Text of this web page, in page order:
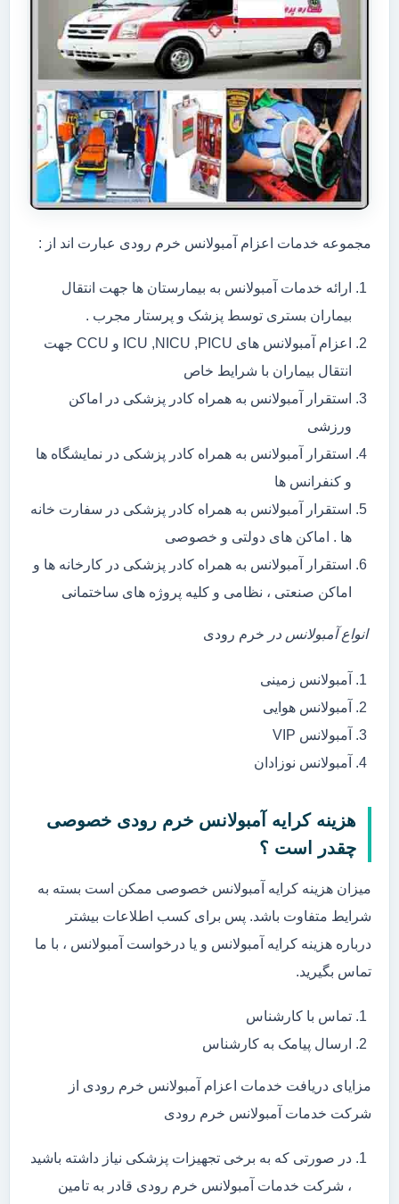
مجموعه خدمات اعزام آمبولانس خرم رودی عبارت اند از :
ارائه خدمات آمبولانس به بیمارستان ها جهت انتقال
بیماران بستری توسط پزشک و پرستار مجرب .
اعزام آمبولانس های ICU ,NICU ,PICU و CCU جهت
انتقال بیماران با شرایط خاص
استقرار آمبولانس به همراه کادر پزشکی در اماکن
ورزشی
استقرار آمبولانس به همراه کادر پزشکی در نمایشگاه ها
و کنفرانس ها
استقرار آمبولانس به همراه کادر پزشکی در سفارت خانه
ها . اماکن های دولتی و خصوصی
استقرار آمبولانس به همراه کادر پزشکی در کارخانه ها و
اماکن صنعتی ، نظامی و کلیه پروژه های ساختمانی
انواع آمبولانس در خرم رودی
آمبولانس زمینی
آمبولانس هوایی
آمبولانس VIP
آمبولانس نوزادان
هزینه کرایه آمبولانس خرم رودی خصوصی
چقدر است ؟
میزان هزینه کرایه آمبولانس خصوصی ممکن است بسته به
شرایط متفاوت باشد. پس برای کسب اطلاعات بیشتر
درباره هزینه کرایه آمبولانس و یا درخواست آمبولانس ، با ما
تماس بگیرید.
تماس با کارشناس
ارسال پیامک به کارشناس
مزایای دریافت خدمات اعزام آمبولانس خرم رودی از
شرکت خدمات آمبولانس خرم رودی
در صورتی که به برخی تجهیزات پزشکی نیاز داشته باشید
، شرکت خدمات آمبولانس خرم رودی قادر به تامین